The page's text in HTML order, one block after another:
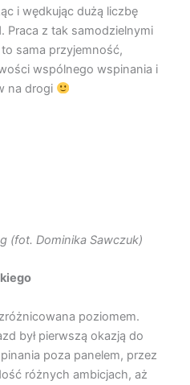
i wędkując dużą liczbę
Praca z tak samodzielnymi
sama przyjemność,
wspólnego wspinania i
na drogi
(fot. Dominika Sawczuk)
poziomem.
był pierwszą okazją do
poza panelem, przez
różnych ambicjach, aż